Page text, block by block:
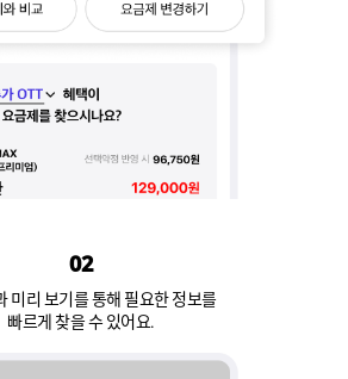
02
미리 보기를 통해 필요한 정보를
빠르게 찾을 수 있어요.